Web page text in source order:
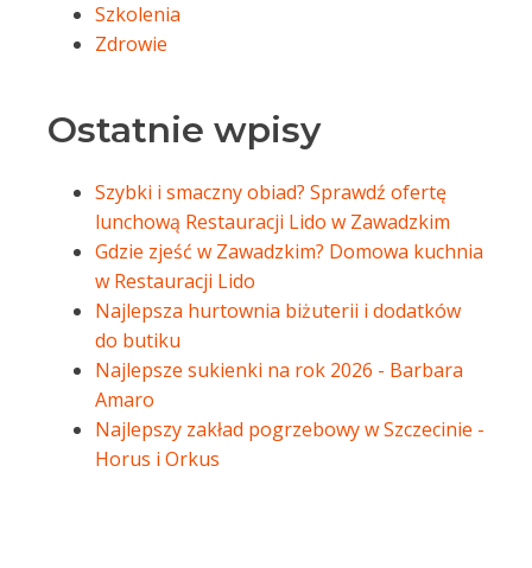
Szkolenia
Zdrowie
Ostatnie wpisy
Szybki i smaczny obiad? Sprawdź ofertę
lunchową Restauracji Lido w Zawadzkim
Gdzie zjeść w Zawadzkim? Domowa kuchnia
w Restauracji Lido
Najlepsza hurtownia biżuterii i dodatków
do butiku
Najlepsze sukienki na rok 2026 - Barbara
Amaro
Najlepszy zakład pogrzebowy w Szczecinie -
Horus i Orkus